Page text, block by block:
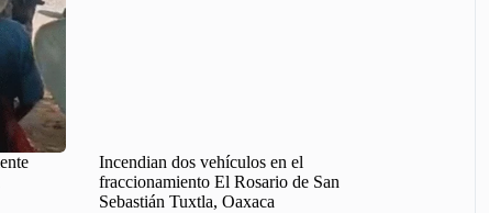
Incendian dos vehículos en el
fraccionamiento El Rosario de San
Sebastián Tuxtla, Oaxaca